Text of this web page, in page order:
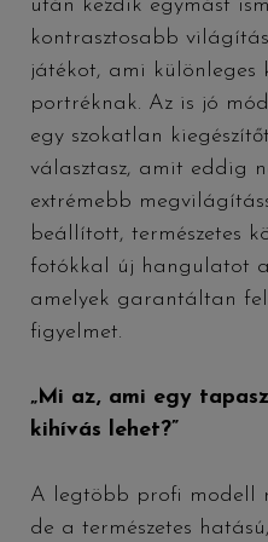
után kezdik egymást
kontrasztosabb
játékot, ami
portréknak. Az is jó
egy szokatlan
választasz, amit eddig
extrémebb
beállított, természetes
fotókkal új hangulatot
amelyek garantáltan
figyelmet.
„Mi az, ami egy
kihívás lehet?”
A legtöbb profi modell
de a természetes